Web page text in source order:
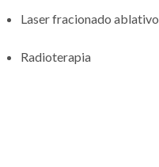
Laser fracionado ablativo
Radioterapia